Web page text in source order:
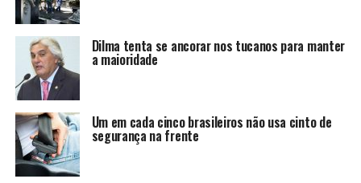
Dilma tenta se ancorar nos tucanos para manter
a maioridade
Um em cada cinco brasileiros não usa cinto de
segurança na frente